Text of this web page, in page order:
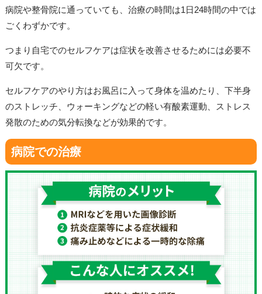
病院や整骨院に通っていても、治療の時間は1日24時間の中では
ごくわずかです。
つまり自宅でのセルフケアは症状を改善させるためには必要不
可欠です。
セルフケアのやり方はお風呂に入って身体を温めたり、下半身
のストレッチ、ウォーキングなどの軽い有酸素運動、ストレス
発散のための気分転換などが効果的です。
病院での治療